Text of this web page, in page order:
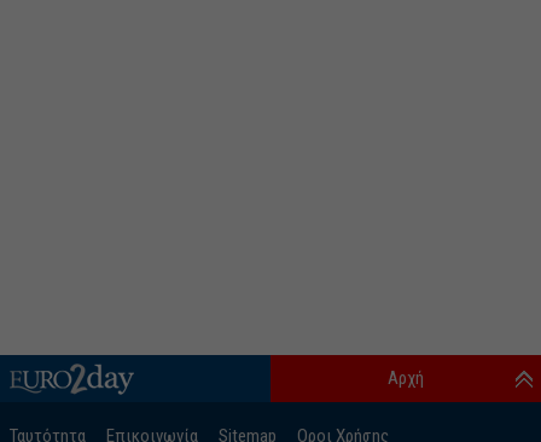
Ταυτότητα Επικοινωνία Sitemap Οροι Χρήσης
Αρχή